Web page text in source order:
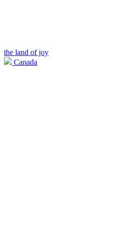
the land of joy
Canada